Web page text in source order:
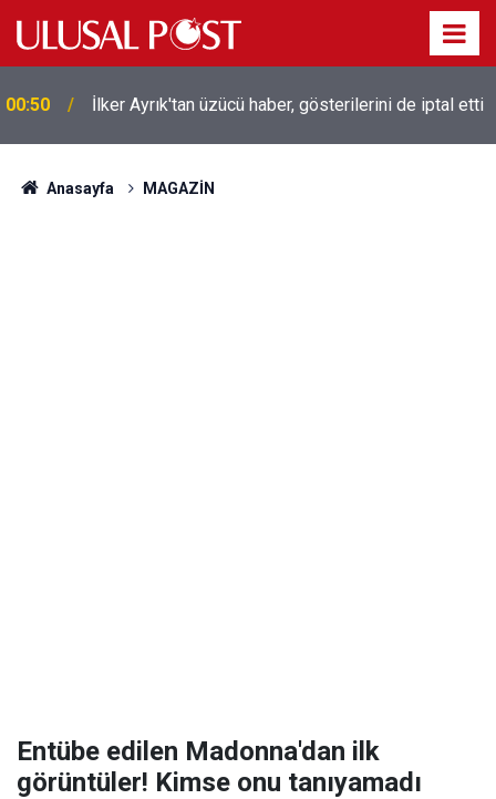
00:50 İlker Ayrık'tan üzücü haber, gösterilerini de iptal etti
00:39
Liverpool efsanesi Mısırlı yıldız Mohamed Salah
Trabzonspor ile anlaştı! Yarın geliyor
Anasayfa MAGAZİN
Entübe edilen Madonna'dan ilk
görüntüler! Kimse onu tanıyamadı